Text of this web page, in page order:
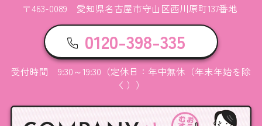
〒463-0089 愛知県名古屋市守山区西川原町137番地
0120-398-335
受付時間 9:30～19:30（定休日：年中無休（年末年始を除
く））